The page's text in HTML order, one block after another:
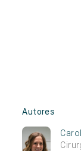
Autores